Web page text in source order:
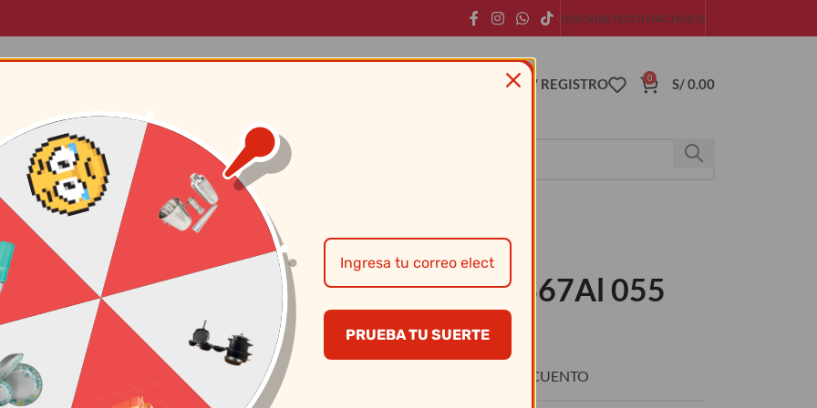
SUSCRÍBETECONTÁCTANOS
ACCESO / REGISTRO 0 S/0.00
Cristar – Jarro London # 0367Al 055
4.20
CANTIDAD DESCUENTO
PRUEBA TU SUERTE